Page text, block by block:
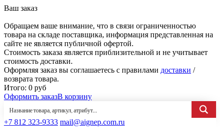
Ваш заказ
Обращаем ваше внимание, что в связи ограниченностью
товара на складе поставщика, информация представленная на
сайте не является публичной офертой.
Стоимость заказа является приблизительной и не учитывает
стоимость доставки.
Оформляя заказ вы соглашаетесь с правилами доставки /
возврата товара.
Итого: 0 руб
Оформить заказВ корзину
+7 812 323-9333 mail@aignep.com.ru